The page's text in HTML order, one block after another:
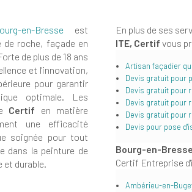
en-Bresse est
de roche, façade en
de plus de 18 ans
et l'innovation,
pour garantir
optimale. Les
Certif en matière
une efficacité
soignée pour tout
dans la peinture de
et durable.
En plus de ses
ITE, Certif vous
Artisan façadier
Devis gratuit pour
Devis gratuit pour
Devis gratuit pour
Devis gratuit pour
Devis pour pose
Bourg-en-Bresse
Certif Entreprise
Ambérieu-en-